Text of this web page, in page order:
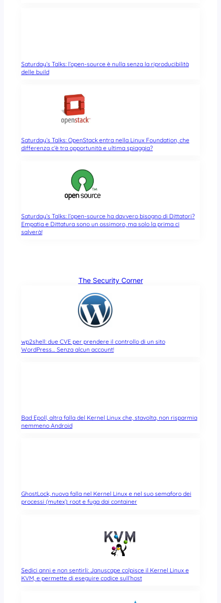
Saturday’s Talks: l’open-source è nulla senza la riproducibilità
delle build
Saturday’s Talks: OpenStack entra nella Linux Foundation, che
differenza c’è tra opportunità e ultima spiaggia?
Saturday’s Talks: l’open-source ha davvero bisogno di Dittatori?
Empatia e Dittatura sono un ossimoro, ma solo la prima ci
salverà!
The Security Corner
wp2shell: due CVE per prendere il controllo di un sito
WordPress… Senza alcun account!
Bad Epoll, altra falla del Kernel Linux che, stavolta, non risparmia
nemmeno Android
GhostLock, nuova falla nel Kernel Linux e nel suo semaforo dei
processi (mutex): root e fuga dai container
Sedici anni e non sentirli: Januscape colpisce il Kernel Linux e
KVM, e permette di eseguire codice sull’host